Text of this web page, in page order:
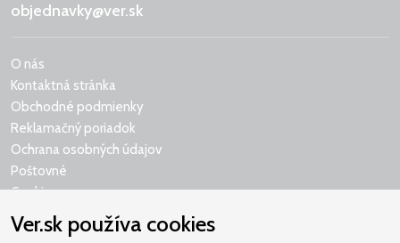
objednavky@ver.sk
O nás
Kontaktná stránka
Obchodné podmienky
Reklamačný poriadok
Ochrana osobných údajov
Poštovné
Cookies
Ver.sk používa cookies